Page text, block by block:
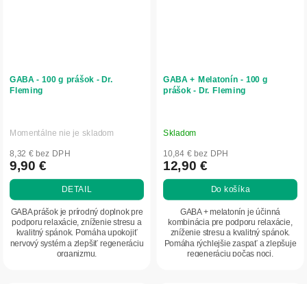
GABA - 100 g prášok - Dr.
Fleming
Momentálne nie je skladom
8,32 € bez DPH
9,90 €
DETAIL
GABA prášok je prírodný doplnok pre
podporu relaxácie, zníženie stresu a
kvalitný spánok. Pomáha upokojiť
nervový systém a zlepšiť regeneráciu
organizmu.
GABA + Melatonín - 100 g
prášok - Dr. Fleming
Skladom
10,84 € bez DPH
12,90 €
Do košíka
GABA + melatonín je účinná
kombinácia pre podporu relaxácie,
zníženie stresu a kvalitný spánok.
Pomáha rýchlejšie zaspať a zlepšuje
regeneráciu počas noci.